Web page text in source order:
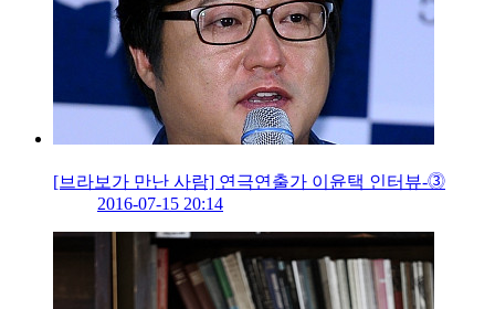
[브라보가 만난 사람] 연극연출가 이윤택 인터뷰-⓷
2016-07-15 20:14